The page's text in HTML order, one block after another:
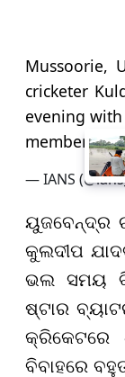
Mussoorie,
cricketer
evening
members.
— IANS
ୟୁଜବେନ୍ଦ୍ର
କୁଲଦୀପ
ଭଲ ସମୟ
ଷ୍ଟାର
କ୍ରିକେଟରେ
ବିବାହରେ